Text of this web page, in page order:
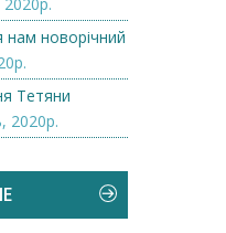
нам новорічний
Тетяни
2020р.